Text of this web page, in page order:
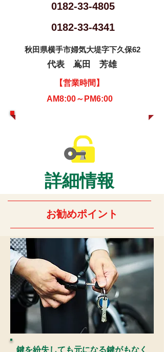
お勧めポイント
鍵を紛失しても元になる鍵がもなく
0182-33-4805
​0182-33-4341
秋田県横手市婦気大堤字下久保62
代表 嶌田 芳雄
​【営業時間】
​AM8:00～PM6:00
詳細情報